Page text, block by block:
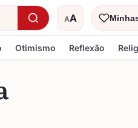
AA
Tamanho do texto
Otimismo Reflexão